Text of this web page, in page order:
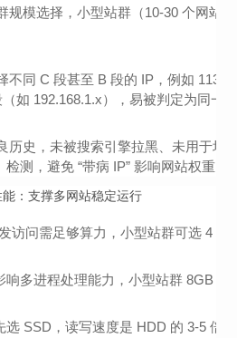
规模选择，小型站群（10-30 个网站
不同 C 段甚至 B 段的 IP，例如
如 192.168.1.x），易被判定为同一
历史，未被搜索引擎拉黑、未用于
测，避免 “带病 IP” 影响网站权重。
：支撑多网站稳定运行
访问需足够算力，小型站群可选 4
响多进程处理能力，小型站群 8GB
选 SSD，读写速度是 HDD 的 3-5 倍